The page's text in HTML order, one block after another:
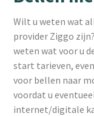
Wilt u weten wat
provider Ziggo
weten wat voor u
start tarieven,
voor bellen naar
voordat u
internet/digitale